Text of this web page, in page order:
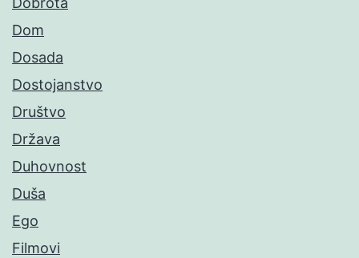
Dom
Dosada
Dostojanstvo
Društvo
Država
Duhovnost
Duša
Ego
Filmovi